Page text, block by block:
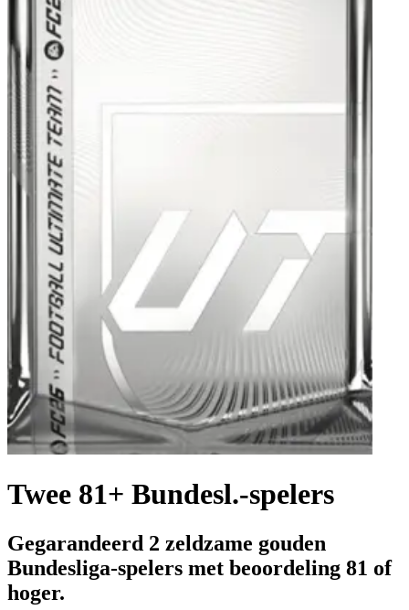
Twee 81+ Bundesl.-spelers
Gegarandeerd 2 zeldzame gouden
Bundesliga-spelers met beoordeling 81 of
hoger.